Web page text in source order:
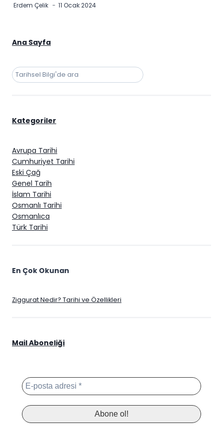
Erdem Çelik 11 Ocak 2024
Ana Sayfa
Ara
Kategoriler
Avrupa Tarihi
Cumhuriyet Tarihi
Eski Çağ
Genel Tarih
İslam Tarihi
Osmanlı Tarihi
Osmanlıca
Türk Tarihi
En Çok Okunan
Ziggurat Nedir? Tarihi ve Özellikleri
Mail Aboneliği